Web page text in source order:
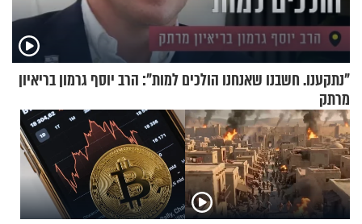
"נתקענו. חשבנו שאנחנו הולכים למות": הרב יוסף גרמון בריאיון
מרתק